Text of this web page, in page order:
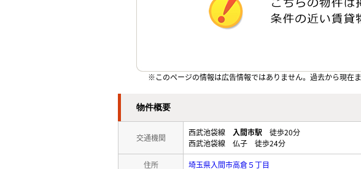
※このページの情報は広告情報ではありません。過去から現在
物件概要
交通機関
西武池袋線 入間市駅 徒歩20分
西武池袋線 仏子 徒歩24分
住所 埼玉県入間市高倉５丁目